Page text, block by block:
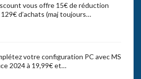
vous offre 15€ de réduction
d’achats (maj toujours…
votre configuration PC avec MS
2024 à 19,99€ et…